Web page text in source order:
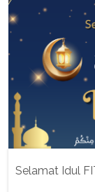
Selamat Idul